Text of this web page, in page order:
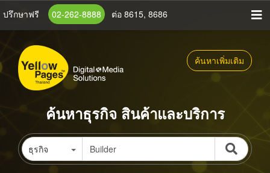
ข้าม
เนื้อหา
หลัก
ปรึกษาฟรี 02-262-8888 ต่อ 8615, 8686
ค้นหาเพิ่มเติม
ค้นหาธุรกิจ สินค้าและบริการ
ธุรกิจ